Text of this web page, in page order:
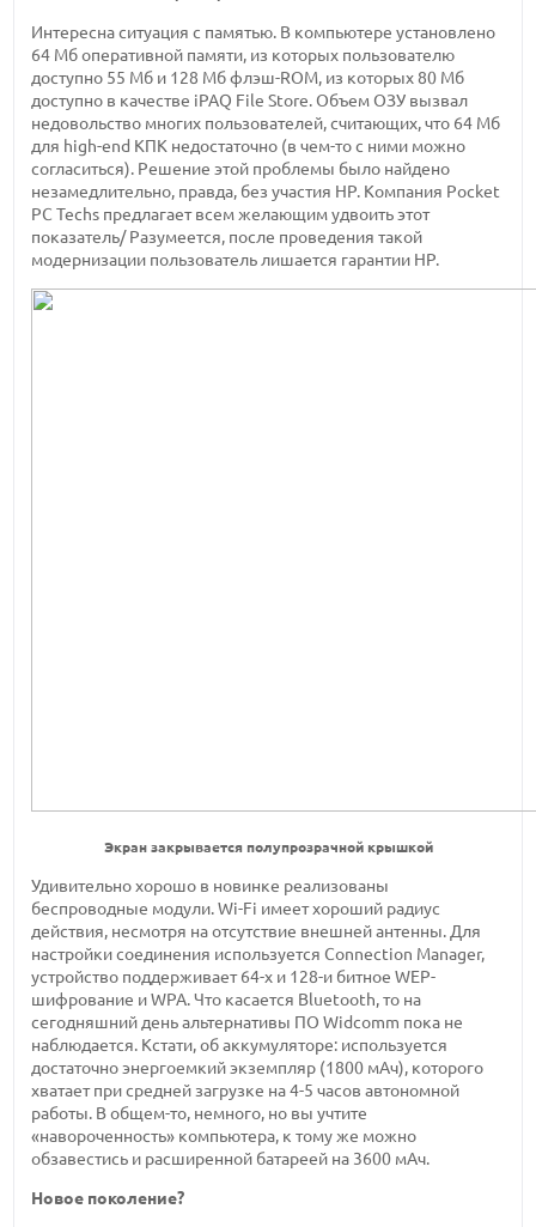
Интересна ситуация с памятью. В компьютере установлено
64 Мб оперативной памяти, из которых пользователю
доступно 55 Мб и 128 Мб флэш-ROM, из которых 80 Мб
доступно в качестве iPAQ File Store. Объем ОЗУ вызвал
недовольство многих пользователей, считающих, что 64 Мб
для high-end КПК недостаточно (в чем-то с ними можно
согласиться). Решение этой проблемы было найдено
незамедлительно, правда, без участия HP. Компания Pocket
PC Techs предлагает всем желающим удвоить этот
показатель/ Разумеется, после проведения такой
модернизации пользователь лишается гарантии HP.
Экран закрывается полупрозрачной крышкой
Удивительно хорошо в новинке реализованы
беспроводные модули. Wi-Fi имеет хороший радиус
действия, несмотря на отсутствие внешней антенны. Для
настройки соединения используется Connection Manager,
устройство поддерживает 64-х и 128-и битное WEP-
шифрование и WPA. Что касается Bluetooth, то на
сегодняшний день альтернативы ПО Widcomm пока не
наблюдается. Кстати, об аккумуляторе: используется
достаточно энергоемкий экземпляр (1800 мАч), которого
хватает при средней загрузке на 4-5 часов автономной
работы. В общем-то, немного, но вы учтите
«навороченность» компьютера, к тому же можно
обзавестись и расширенной батареей на 3600 мАч.
Новое поколение?